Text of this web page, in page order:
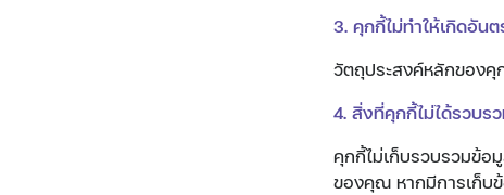
3. คุกกี้ไม่ทำให้เกิดอั
วัตถุประสงค์หลักของคุ
4. สิ่งที่คุกกี้ไม่ได้รวบร
คุกกี้ไม่เก็บรวบรวมข้อ
ของคุณ หากมีการเก็บ